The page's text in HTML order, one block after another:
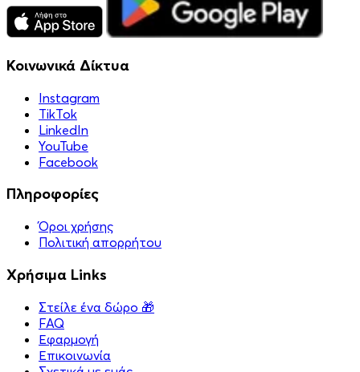
Κοινωνικά Δίκτυα
Instagram
TikTok
LinkedIn
YouTube
Facebook
Πληροφορίες
Όροι χρήσης
Πολιτική απορρήτου
Χρήσιμα Links
Στείλε ένα δώρο 🎁
FAQ
Εφαρμογή
Επικοινωνία